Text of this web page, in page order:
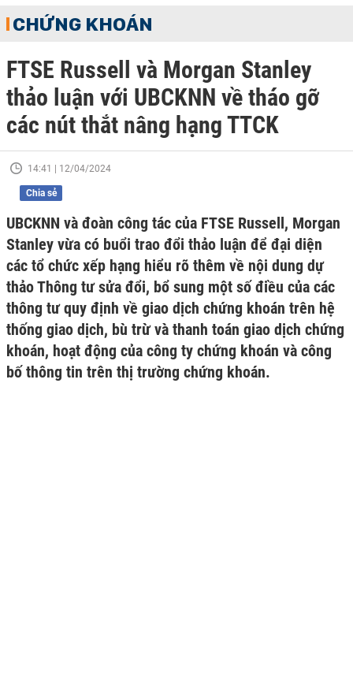
CHỨNG KHOÁN
FTSE Russell và Morgan Stanley
thảo luận với UBCKNN về tháo gỡ
các nút thắt nâng hạng TTCK
14:41 | 12/04/2024
Chia sẻ
UBCKNN và đoàn công tác của FTSE Russell, Morgan
Stanley vừa có buổi trao đổi thảo luận để đại diện
các tổ chức xếp hạng hiểu rõ thêm về nội dung dự
thảo Thông tư sửa đổi, bổ sung một số điều của các
thông tư quy định về giao dịch chứng khoán trên hệ
thống giao dịch, bù trừ và thanh toán giao dịch chứng
khoán, hoạt động của công ty chứng khoán và công
bố thông tin trên thị trường chứng khoán.